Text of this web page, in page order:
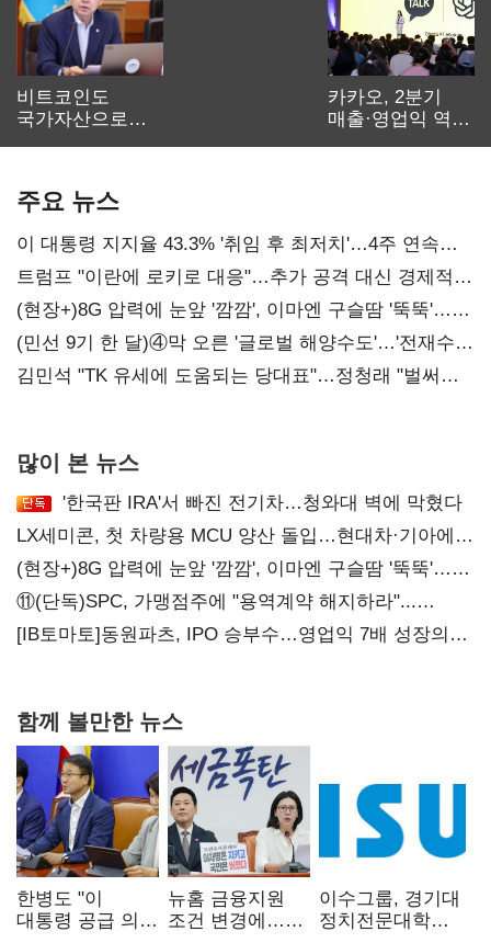
비트코인도
국가자산으로…'
카카오, 2분기
매출·영업익 역대
주요 뉴스
이 대통령 지지율 43.3% '취임 후 최저치'…4주 연속
'하락'
트럼프 "이란에 로키로 대응"…추가 공격 대신 경제적
압박 시사
(현장+)8G 압력에 눈앞 '깜깜', 이마엔 구슬땀 '뚝뚝'…
화려한 에어쇼 뒤 땀방울
(민선 9기 한 달)④막 오른 '글로벌 해양수도'…'전재수
리더십' 시험대
김민석 "TK 유세에 도움되는 당대표"…정청래 "벌써
많이 본 뉴스
'한국판 IRA'서 빠진 전기차…청와대 벽에 막혔다
LX세미콘, 첫 차량용 MCU 양산 돌입…현대차·기아에
공급
(현장+)8G 압력에 눈앞 '깜깜', 이마엔 구슬땀 '뚝뚝'…
화려한 에어쇼 뒤 땀방울
⑪(단독)SPC, 가맹점주에 "용역계약 해지하라"...
내팽개친 '사회적합의'
[IB토마토]동원파츠, IPO 승부수…영업익 7배 성장의
함께 볼만한 뉴스
한병도 "이
대통령 공급 의지
뉴홈 금융지원
조건 변경에…
이수그룹, 경기대
정치전문대학원